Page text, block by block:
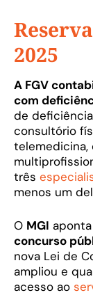
2025
A FGV
com
de
consultório
telemedicina,
três
menos um
O MGI
concurso
nova Lei de
ampliou e
acesso ao